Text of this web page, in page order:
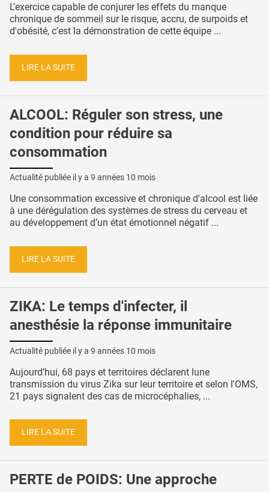
L’exercice capable de conjurer les effets du manque
chronique de sommeil sur le risque, accru, de surpoids et
d'obésité, c’est la démonstration de cette équipe ...
LIRE LA SUITE
ALCOOL: Réguler son stress, une
condition pour réduire sa
consommation
Actualité publiée il y a 9 années 10 mois
Une consommation excessive et chronique d'alcool est liée
à une dérégulation des systèmes de stress du cerveau et
au développement d’un état émotionnel négatif ...
LIRE LA SUITE
ZIKA: Le temps d'infecter, il
anesthésie la réponse immunitaire
Actualité publiée il y a 9 années 10 mois
Aujourd’hui, 68 pays et territoires déclarent lune
transmission du virus Zika sur leur territoire et selon l'OMS,
21 pays signalent des cas de microcéphalies, ...
LIRE LA SUITE
PERTE de POIDS: Une approche